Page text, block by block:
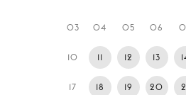
03 04 05 06
10 11 12 13
17 18 19 20